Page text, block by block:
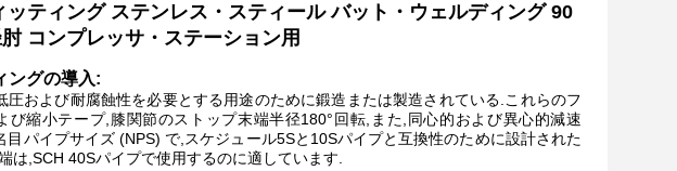
ティング ステンレス・スティール バット・ウェルディング 90
コンプレッサ・ステーション用
ングの導入:
圧および耐腐蝕性を必要とする用途のために鍛造または製造されている.これらのフ
縮小テープ,膝関節のストップ末端半径180°回転,また,同心的および異心的減速
パイプサイズ (NPS) で,スケジュール5Sと10Sパイプと互換性のために設計された
,SCH 40Sパイプで使用するのに適しています.